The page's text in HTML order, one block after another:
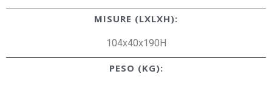
MISURE (LXLXH):
104x40x190H
PESO (KG):